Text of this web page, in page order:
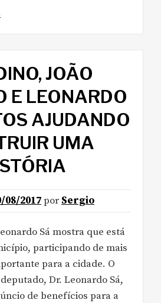
JOÃO
E LEONARDO
AJUDANDO
UMA
08/2017por Sergio
Sá mostra que está
participando de mais
para a cidade. O
Dr. Leonardo Sá,
de benefícios para a